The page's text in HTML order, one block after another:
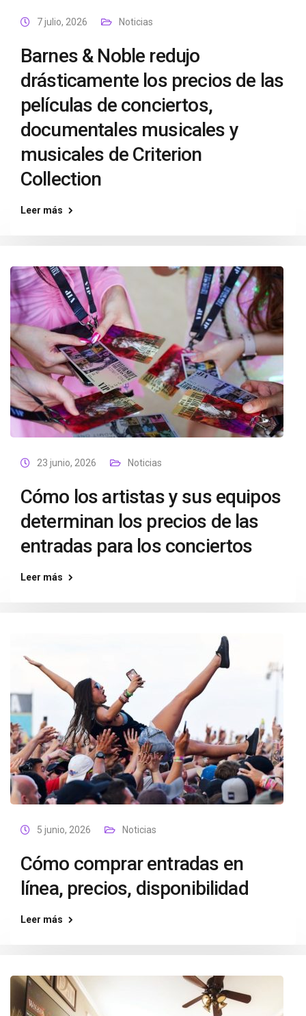
7 julio, 2026 Noticias
Barnes & Noble redujo
drásticamente los precios de las
películas de conciertos,
documentales musicales y
musicales de Criterion
Collection
Leer más
23 junio, 2026 Noticias
Cómo los artistas y sus equipos
determinan los precios de las
entradas para los conciertos
Leer más
5 junio, 2026 Noticias
Cómo comprar entradas en
línea, precios, disponibilidad
Leer más